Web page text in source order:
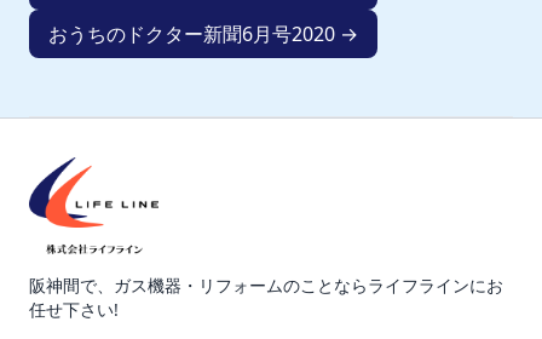
おうちのドクター新聞6月号2020 →
阪神間で、ガス機器・リフォームのことならライフラインにお
任せ下さい!